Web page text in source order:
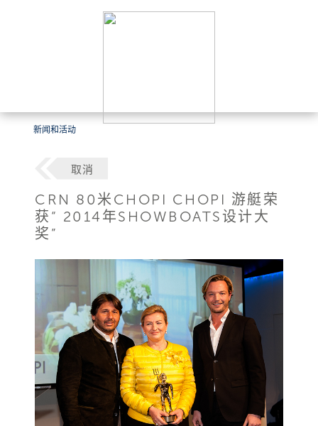
新闻和活动
取消
CRN 80米CHOPI CHOPI 游艇荣
获“ 2014年SHOWBOATS设计大
奖”